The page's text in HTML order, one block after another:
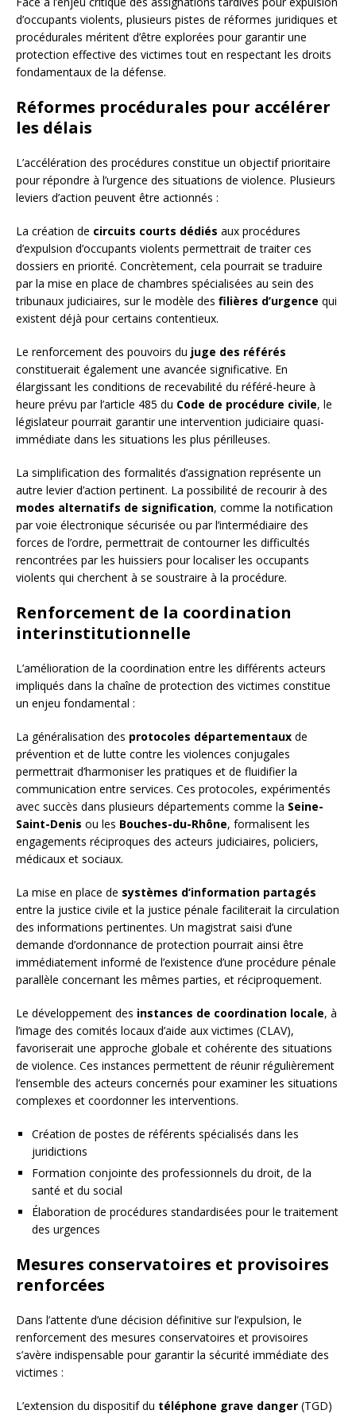
d’occupants violents, plusieurs pistes de réformes juridiques et
procédurales méritent d’être explorées pour garantir une
protection effective des victimes tout en respectant les droits
fondamentaux de la défense.
Réformes procédurales pour accélérer
les délais
L’accélération des procédures constitue un objectif prioritaire
pour répondre à l’urgence des situations de violence. Plusieurs
leviers d’action peuvent être actionnés :
La création de circuits courts dédiés aux procédures
d’expulsion d’occupants violents permettrait de traiter ces
dossiers en priorité. Concrètement, cela pourrait se traduire
par la mise en place de chambres spécialisées au sein des
tribunaux judiciaires, sur le modèle des filières d’urgence qui
existent déjà pour certains contentieux.
Le renforcement des pouvoirs du juge des référés
constituerait également une avancée significative. En
élargissant les conditions de recevabilité du référé-heure à
heure prévu par l’article 485 du Code de procédure civile, le
législateur pourrait garantir une intervention judiciaire quasi-
immédiate dans les situations les plus périlleuses.
La simplification des formalités d’assignation représente un
autre levier d’action pertinent. La possibilité de recourir à des
modes alternatifs de signification, comme la notification
par voie électronique sécurisée ou par l’intermédiaire des
forces de l’ordre, permettrait de contourner les difficultés
rencontrées par les huissiers pour localiser les occupants
violents qui cherchent à se soustraire à la procédure.
Renforcement de la coordination
interinstitutionnelle
L’amélioration de la coordination entre les différents acteurs
impliqués dans la chaîne de protection des victimes constitue
un enjeu fondamental :
La généralisation des protocoles départementaux de
prévention et de lutte contre les violences conjugales
permettrait d’harmoniser les pratiques et de fluidifier la
communication entre services. Ces protocoles, expérimentés
avec succès dans plusieurs départements comme la Seine-
Saint-Denis ou les Bouches-du-Rhône, formalisent les
engagements réciproques des acteurs judiciaires, policiers,
médicaux et sociaux.
La mise en place de systèmes d’information partagés
entre la justice civile et la justice pénale faciliterait la circulation
des informations pertinentes. Un magistrat saisi d’une
demande d’ordonnance de protection pourrait ainsi être
immédiatement informé de l’existence d’une procédure pénale
parallèle concernant les mêmes parties, et réciproquement.
Le développement des instances de coordination locale, à
l’image des comités locaux d’aide aux victimes (CLAV),
favoriserait une approche globale et cohérente des situations
de violence. Ces instances permettent de réunir régulièrement
l’ensemble des acteurs concernés pour examiner les situations
complexes et coordonner les interventions.
Création de postes de référents spécialisés dans les
juridictions
Formation conjointe des professionnels du droit, de la
santé et du social
Élaboration de procédures standardisées pour le traitement
des urgences
Mesures conservatoires et provisoires
renforcées
Dans l’attente d’une décision définitive sur l’expulsion, le
renforcement des mesures conservatoires et provisoires
s’avère indispensable pour garantir la sécurité immédiate des
victimes :
L’extension du dispositif du téléphone grave danger (TGD)